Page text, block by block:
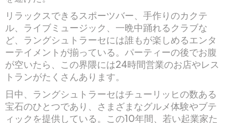
リラックスできるスポーツバー、手作りのカクテ
ル、ライブミュージック、一晩中踊れるクラブな
ど、ラングシュトラーセには誰もが楽しめるエンタ
ーテイメントが揃っている。パーティーの後でお腹
が空いたら、この界隈には24時間営業のお店やレス
トランがたくさんあります。
日中、ラングシュトラーセはチューリッヒの数ある
宝石のひとつであり、さまざまなグルメ体験やブテ
ィックを提供している。この10年間、若い起業家た